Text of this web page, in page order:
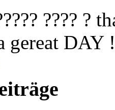
???? ?
gereat DAY